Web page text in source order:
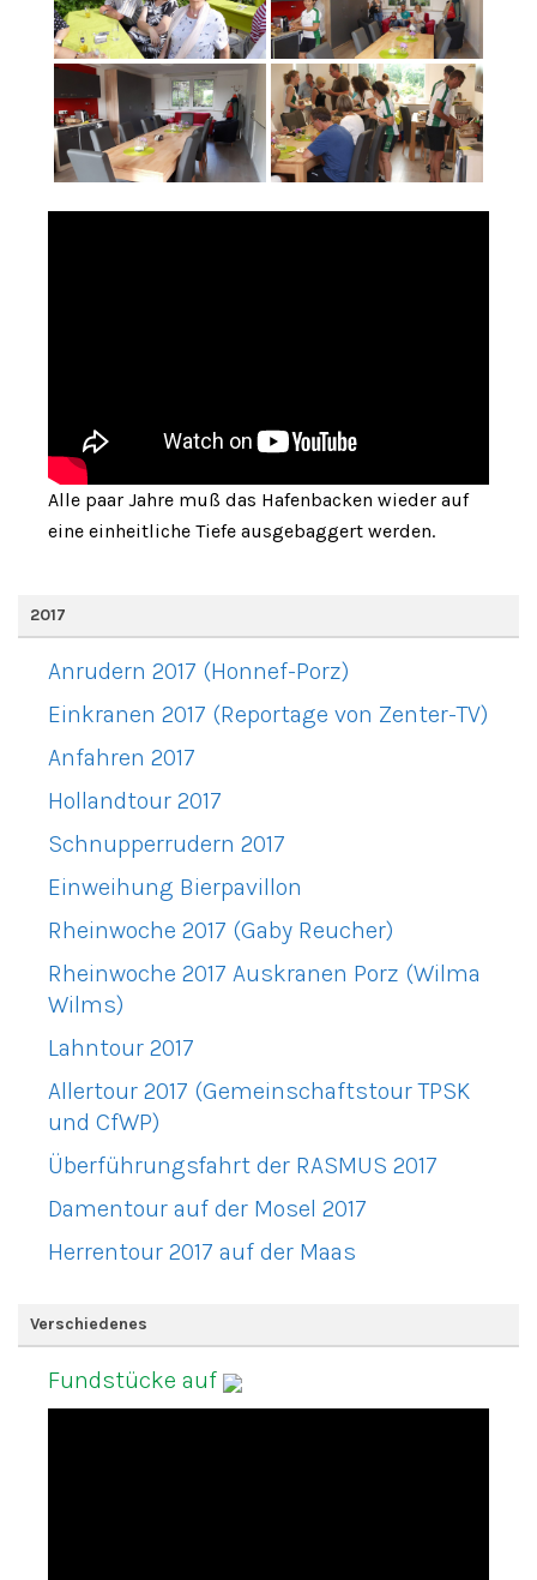
Alle paar Jahre muß das Hafenbacken wieder auf
eine einheitliche Tiefe ausgebaggert werden.
2017
Anrudern 2017 (Honnef-Porz)
Einkranen 2017 (Reportage von Zenter-TV)
Anfahren 2017
Hollandtour 2017
Schnupperrudern 2017
Einweihung Bierpavillon
Rheinwoche 2017 (Gaby Reucher)
Rheinwoche 2017 Auskranen Porz (Wilma
Wilms)
Lahntour 2017
Allertour 2017 (Gemeinschaftstour TPSK
und CfWP)
Überführungsfahrt der RASMUS 2017
Damentour auf der Mosel 2017
Herrentour 2017 auf der Maas
Verschiedenes
Fundstücke auf